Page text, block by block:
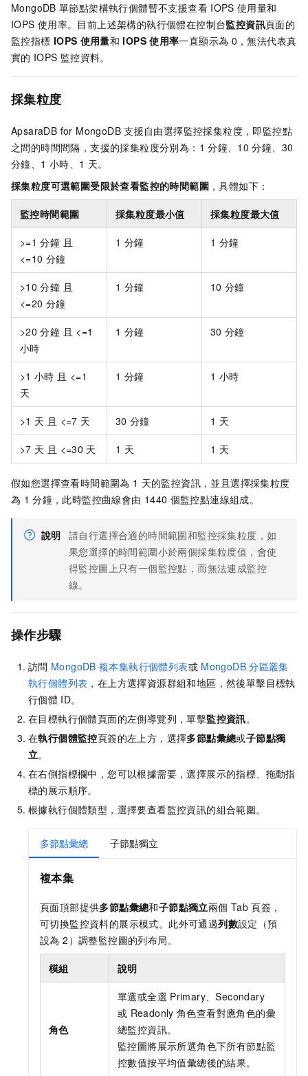
MongoDB 單節點架構執行個體暫不支援查看 IOPS 使用量和
IOPS 使用率。目前上述架構的執行個體在控制台監控資訊頁面的
監控指標 IOPS 使用量和 IOPS 使用率一直顯示為 0，無法代表真
實的 IOPS 監控資料。
採集粒度
ApsaraDB for MongoDB 支援自由選擇監控採集粒度，即監控點
之間的時間間隔，支援的採集粒度分別為：1 分鐘、10 分鐘、30
分鐘、1 小時、1 天。
採集粒度可選範圍受限於查看監控的時間範圍 ，具體如下：
監控時間範圍 採集粒度最小值 採集粒度最大值
>=1 分鐘 且
<=10 分鐘
1 分鐘 1 分鐘
>10 分鐘 且
<=20 分鐘
1 分鐘 10 分鐘
>20 分鐘 且 <=1
小時
1 分鐘 30 分鐘
>1 小時 且 <=1
天
1 分鐘 1 小時
>1 天 且 <=7 天 30 分鐘 1 天
>7 天 且 <=30 天 1 天 1 天
假如您選擇查看時間範圍為 1 天的監控資訊，並且選擇採集粒度
為 1 分鐘，此時監控曲線會由 1440 個監控點連線組成。
說明 請自行選擇合適的時間範圍和監控採集粒度，如
果您選擇的時間範圍小於兩個採集粒度值，會使
得監控圖上只有一個監控點，而無法連成監控
線。
操作步驟
訪問 MongoDB 複本集執行個體列表或 MongoDB 分區叢集
執行個體列表 ，在上方選擇資源群組和地區，然後單擊目標執
行個體 ID。
在目標執行個體頁面的左側導覽列，單擊監控資訊。
在執行個體監控頁簽的左上方，選擇多節點彙總或子節點獨
立。
在右側指標欄中，您可以根據需要，選擇展示的指標、拖動指
標的展示順序。
根據執行個體類型，選擇要查看監控資訊的組合範圍。
多節點彙總 子節點獨立
複本集
頁面頂部提供多節點彙總和子節點獨立兩個 Tab 頁簽，
可切換監控資料的展示模式。此外可通過列數設定（預
設為 2）調整監控圖的列布局。
模組 說明
角色
單選或全選 Primary、Secondary
或 Readonly 角色查看對應角色的彙
總監控資訊。
監控圖將展示所選角色下所有節點監
控數值按平均值彙總後的結果。